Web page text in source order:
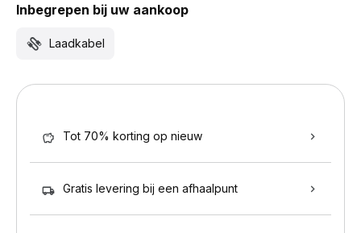
Inbegrepen bij uw aankoop
Laadkabel
Tot 70% korting op nieuw
Gratis levering bij een afhaalpunt